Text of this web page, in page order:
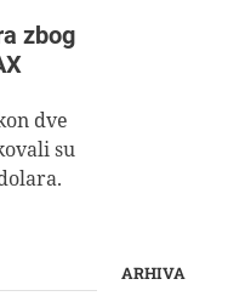
zbog
dve
su
ARHIVA